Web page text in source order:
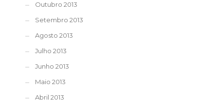
Outubro 2013
Setembro 2013
Agosto 2013
Julho 2013
Junho 2013
Maio 2013
Abril 2013